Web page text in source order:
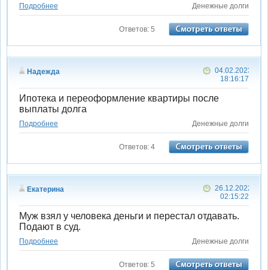
Подробнее Денежные долги
Ответов: 5
Надежда
04.02.2023
18:16:17
Ипотека и переоформление квартиры после
выплаты долга
Подробнее Денежные долги
Ответов: 4
Екатерина
26.12.2022
02:15:22
Муж взял у человека деньги и перестал отдавать.
Подают в суд.
Подробнее Денежные долги
Ответов: 5